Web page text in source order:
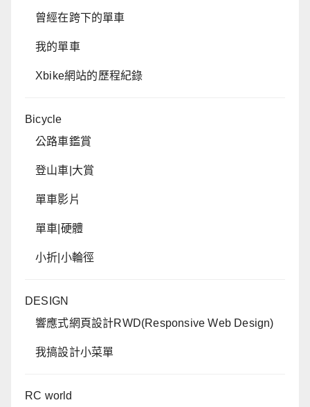
曾經在跨下的單車
我的單車
Xbike網站的歷程紀錄
Bicycle
公路車鑑賞
登山車|大賞
單車影片
單車|硬體
小折|小輪徑
DESIGN
響應式網頁設計RWD(Responsive Web Design)
我搞設計小菜單
RC world